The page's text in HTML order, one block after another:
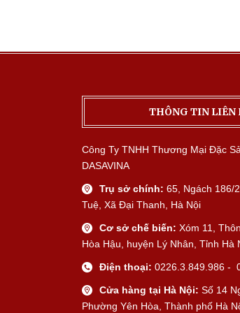
THÔNG TIN LIÊN
Công Ty TNHH Thương Mại Đặc
DASAVINA
Trụ sở chính: 65, Ngách 186/
Tuệ, Xã Đại Thanh, Hà Nội
Cơ sở chế biến: Xóm 11,
Hòa Hậu, huyện Lý Nhân, Tỉnh Hà
Điện thoại: 0226.3.849.986 -
Cửa hàng tại Hà Nội: Số 14
Phường Yên Hòa, Thành phố Hà